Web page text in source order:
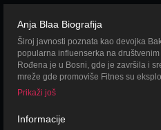
Anja Blaa Biografija
Široj javnosti poznata kao devojka
popularna influenserka na društvenim
Rođena je u Bosni, gde je završila i
mreže gde promoviše Fitnes su
poznato da je u vezi sa Bakom
koristi ima i svoj YouTube kanal gde
Prikaži još
Informacije